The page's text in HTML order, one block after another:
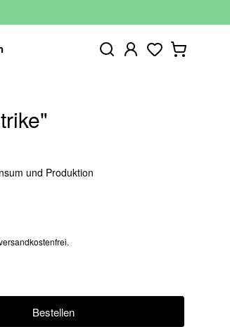
und Produktion
Bestellen